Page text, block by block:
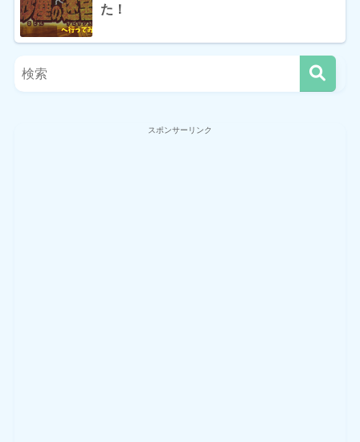
た！
スポンサーリンク